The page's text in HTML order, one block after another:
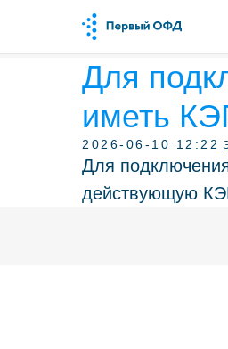
Для
иметь
2026-06-10 12:22
Для
действующую